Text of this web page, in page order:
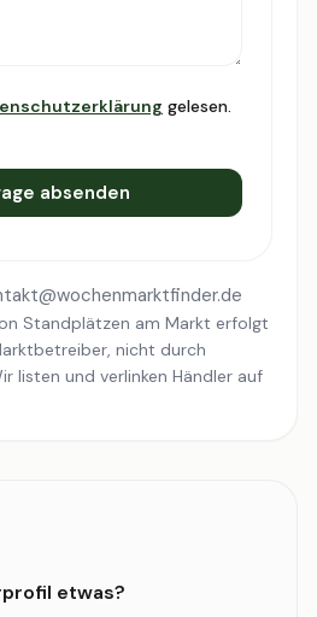
gelesen.
absenden
Standplätzen am Markt erfolgt
nicht durch
listen und verlinken Händler auf
etwas?